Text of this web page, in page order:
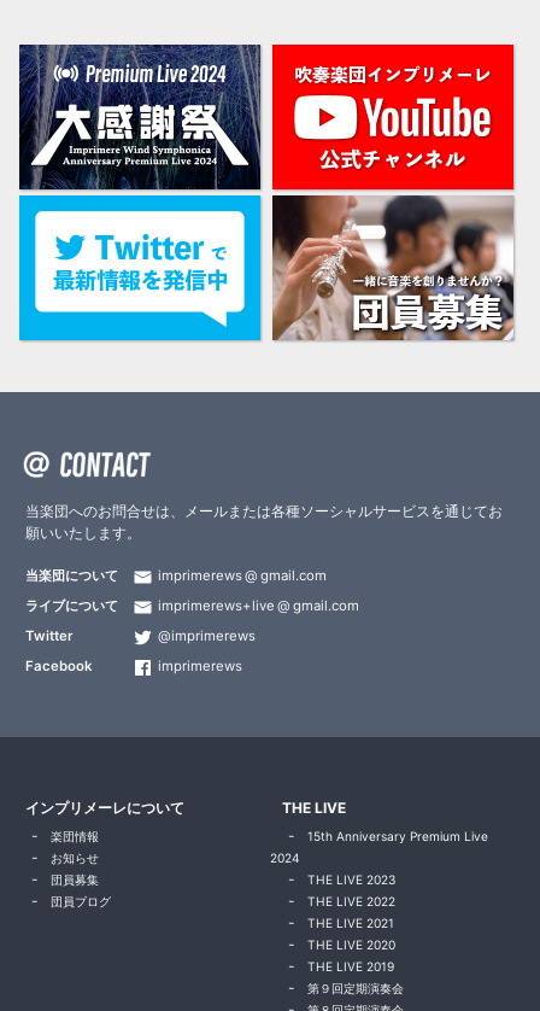
当楽団へのお問合せは、メールまたは各種ソーシャルサービスを通じてお
願いいたします。
当楽団について imprimerews
gmail.com
ライブについて
imprimerews+live
gmail.com
Twitter
@imprimerews
Facebook
imprimerews
インプリメーレについて
楽団情報
お知らせ
団員募集
団員ブログ
THE LIVE
15th Anniversary Premium Live
2024
THE LIVE 2023
THE LIVE 2022
THE LIVE 2021
THE LIVE 2020
THE LIVE 2019
第９回定期演奏会